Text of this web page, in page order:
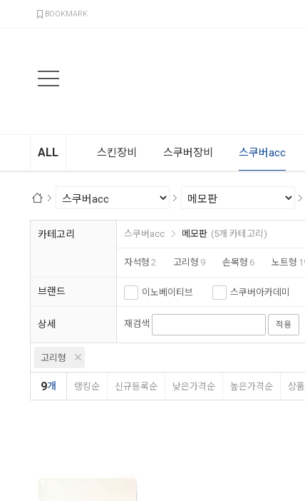
BOOKMARK
ALL 스킨장비 스쿠버장비 스쿠버acc
카테고리 스쿠버acc 메모판 (5개 카테고리)
자석형 2 고리형 9 손목형 6 노트형
브랜드 이노베이티브 스쿠버아카데미
상세 재검색 적용
고리형
9개 랭킹순 신규등록순 낮은가격순 높은가격순 상